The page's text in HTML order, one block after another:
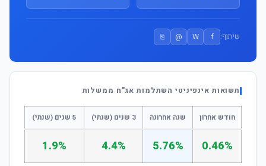
שיתוף: f
W
@
⎘
תשואות אינפיניטי השתלמות אג"ח ממשלות
חודש אחרון שנה אחרונה 3 שנים (שנתי) 5 שנים (שנתי)
0.46%
5.76%
4.4%
1.9%